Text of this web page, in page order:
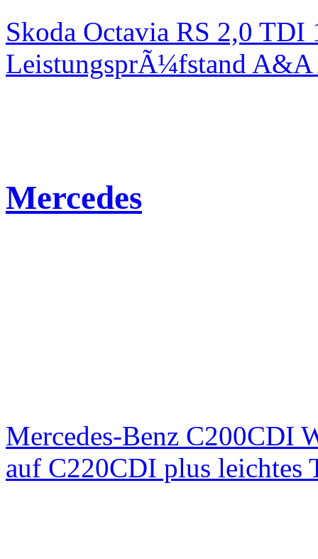
Skoda Octavia RS 2,0
LeistungsprÃ¼fstand
Mercedes
Mercedes-Benz C200CDI
auf C220CDI plus